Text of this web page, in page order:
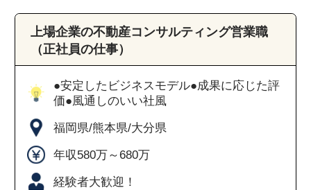
上場企業の不動産コンサルティング営業職
（正社員の仕事）
●安定したビジネスモデル●成果に応じた評
価●風通しのいい社風
福岡県/熊本県/大分県
年収580万～680万
経験者大歓迎！